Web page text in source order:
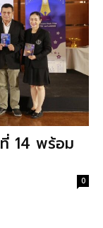
14 พร้อม
0